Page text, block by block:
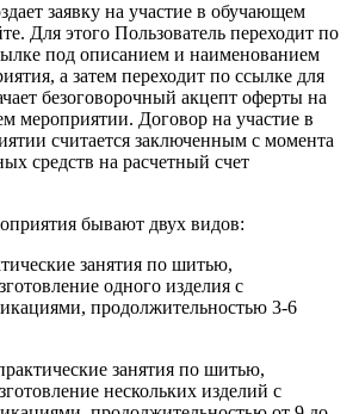
заявку на участие в обучающем
Для этого Пользователь переходит по
под описанием и наименованием
а затем переходит по ссылке для
безоговорочный акцепт оферты на
мероприятии. Договор на участие в
считается заключенным с момента
средств на расчетный счет
бывают двух видов:
занятия по шитью,
одного изделия с
продолжительностью 3-6
занятия по шитью,
нескольких изделий с